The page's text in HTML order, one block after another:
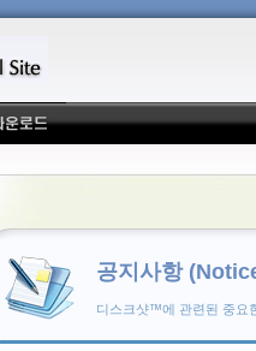
공지사항
디스크샷™에 관련된 중요